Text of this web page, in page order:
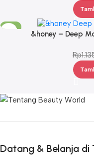
-13%
&honey – Deep
Rp
Datang & Belanja di